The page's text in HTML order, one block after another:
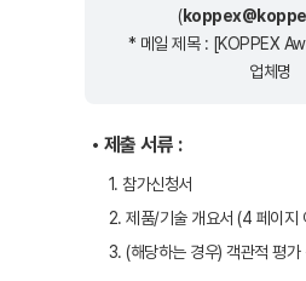
(
* 메일 제목 : [KOPPEX
업체명
• 제출 서류 :
1. 참가신청서
2. 제품/기술 개요서 (4 페이지
3. (해당하는 경우) 객관적 평